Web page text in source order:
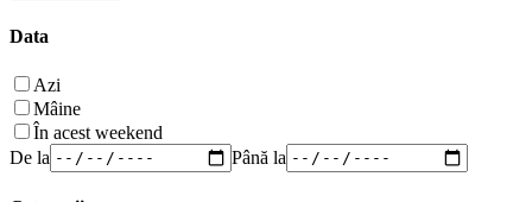
Data
Azi
Mâine
În acest weekend
De la
Până la